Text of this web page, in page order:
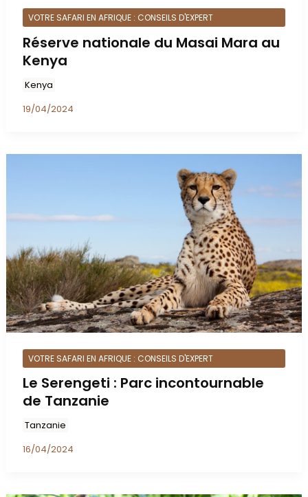
VOTRE SAFARI EN AFRIQUE : CONSEILS D'EXPERT
Réserve nationale du Masai Mara au
Kenya
Kenya
19/04/2024
VOTRE SAFARI EN AFRIQUE : CONSEILS D'EXPERT
Le Serengeti : Parc incontournable
de Tanzanie
Tanzanie
16/04/2024